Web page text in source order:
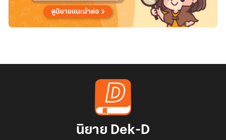
นิยาย Dek-D